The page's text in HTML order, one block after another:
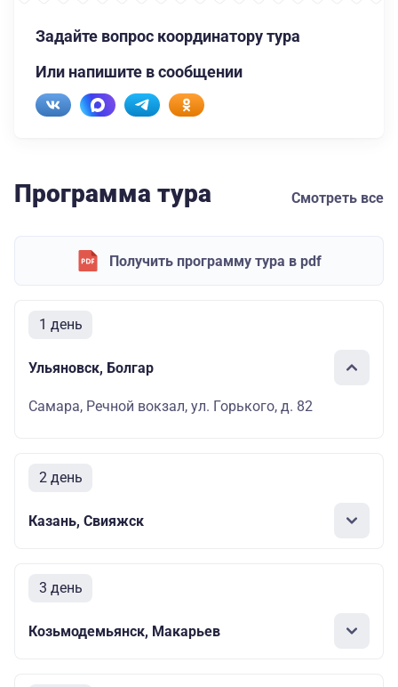
Задайте вопрос координатору тура
Или напишите в сообщении
Программа тура Смотреть все
Получить программу тура в pdf
1 день
Ульяновск, Болгар
Самара, Речной вокзал, ул. Горького, д. 82
2 день
Казань, Свияжск
3 день
Козьмодемьянск, Макарьев